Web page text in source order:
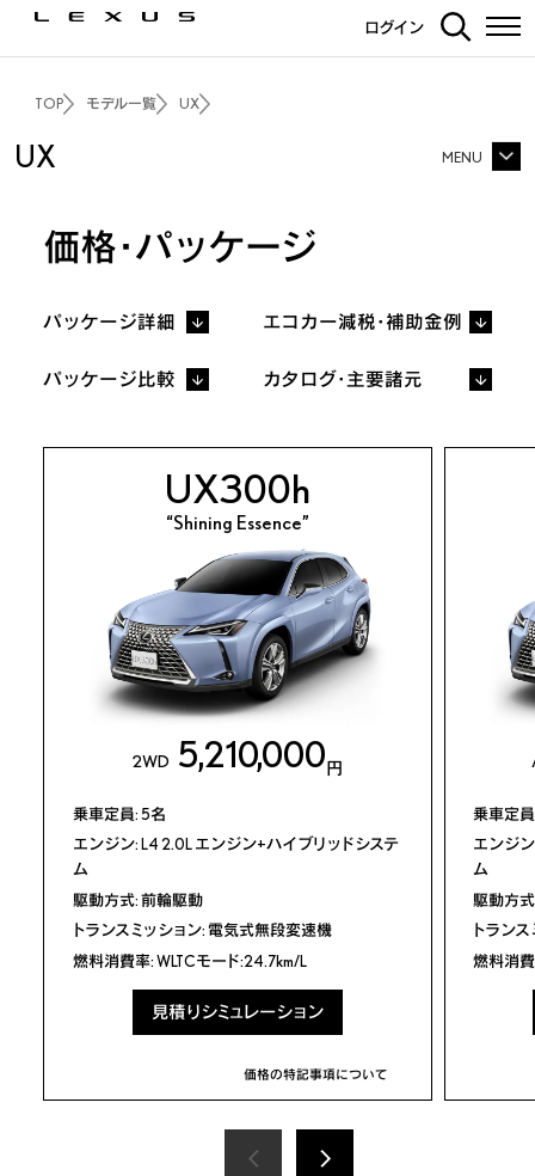
ログイン
TOP モデル一覧 UX
UX MENU
エクステリア
インテリア
走行性能
“Shining Essence”
カーナビ・その他装備
ディーラーオプション
LEXUS TOTAL CARE
FAQ
カタログ/取扱説明書
カタログ
ディーラー
オプション
メーカーオプション
パッケージ別
装備比較
主要諸元/環境仕様書
主要装備一覧
取扱説明書
見積りシミュレーション
試乗予約
価格・パッケージ
パッケージ詳細 エコカー減税・補助金例
パッケージ比較 カタログ・主要諸元
UX300h
“Shining Essence”
2WD 5,210,000円
乗車定員: 5名
エンジン: L4 2.0L エンジン+ハイブリッドシステ
ム
駆動方式: 前輪駆動
トランスミッション: 電気式無段変速機
燃料消費率: WLTCモード:24.7km/L
見積りシミュレーション
価格の特記事項について
乗車定
エンジ
ム
駆動方
トラン
燃料消